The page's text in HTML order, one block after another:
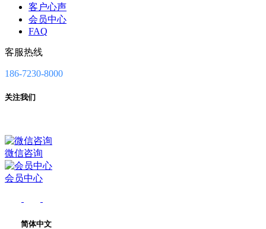
客户心声
会员中心
FAQ
客服热线
186-7230-8000
关注我们
微信咨询
会员中心
简体中文